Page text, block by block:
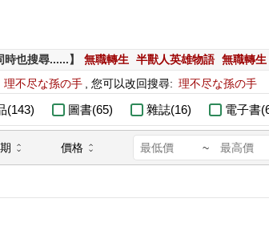
也搜尋......】
無職轉生 半獸人英雄物語 無職轉
理不尽な孫の手 , 您可以改回搜尋: 理不尽な孫の手
(143) 圖書(65) 雜誌(16) 電子書
價格 ~